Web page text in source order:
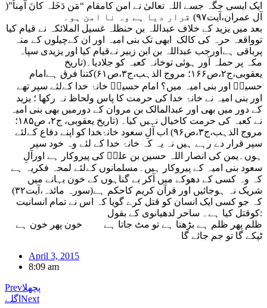
ایک ایسی جگہ جسے اللہ تعالیٰ نے امن کامقام “مَن دَخَلہ کانَ آمِناً”(
آل عمران،آیت۹۷) قرار دیا ہے وہ نا امن ہو۔
بعد میں یزید کے خلاف عبداللہ بن حنظلہ غسیل الملائکہ نے قیام کیا
توواقعہ حرہ کی کالک ابھی تک بنی امیہ اور ان کےچیلوں کے منہ
پرباقی ہےاورجب عبداللہ بن ابن زبیر نےقیام کیا اور یزیدی سپاہ
مکہ پر حملہ آور ہوئی توخانہ کعبہ کو جلادیا۔(تاریخ
یعقوبی،ج۲،ص۱۶۶؛ مروج الذہب،ج۳،ص۶۱)کتنا فرق ہےامام
حسینؑ اور بنی امیہ میں؟ امام حسینؑ خانۂ خدا کےلئے سپر تھے
اور بنی امیہ نے خانۂ خدا کی حرمت کا پاس ولحاظ نہ رکھا ؛ یزید
کے دور میں بھی اور عبدالمالک بن مروان کے دورمیں بھی بنی امیہ
نے کعبہ کی حرمت کاخیال نہیں کیا۔ (تاریخ یعقوبی، ج۲، ص۱۸۵؛
مروج الذہب،ج۳،ص۹۶) اب آلِ سعود خانۂخدا کو اپنے دفاع کےلئے
سپر قرار دے رہے ہیں نہ یہ کہ خانۂ خدا کے لئے وہ خود سپر
ہوں۔یمن کی انصار اللہ حسین بن علیؑ کی پیروکار ہے اورآلِ
سعود بنی امیہ کے پیروکار ہیں۔مسلمانوں کےلئے لمحہ فکریہ ہے
کہ وہ کسی کے دھوکے میں آکر بے گناہوں کے خون بہانے میں
شریک نہ ہوجائیں اور قرآن کریم کاحکم ہے(سورہ مائدہ،آیت۳۲)
کہ جو کسی ایک انسان کو قتل کرے گویا کہ اس نے تمام انسانیت
کوقتل کیا ہے۔ ساحر لدھیانوی کے بقول:
ظلم پھر ظلم ہے بڑھتا ہے تو مٹ جاتا ہے خون پھر خون ہے
ٹپکے گا تو جم جائے گا
April 3, 2015
8:09 am
Prevپچھلا
اگلے Next